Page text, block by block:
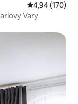
4,94 de uma
4,94 (170)
Vary